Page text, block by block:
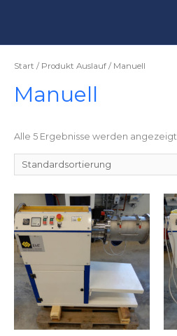
Start / Produkt Auslauf / Manuell
Manuell
Alle 5 Ergebnisse werden angezeigt